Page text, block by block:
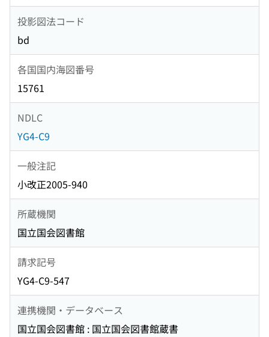
投影図法コード
bd
各国国内海図番号
15761
NDLC
YG4-C9
一般注記
小改正2005-940
所蔵機関
国立国会図書館
請求記号
YG4-C9-547
連携機関・データベース
国立国会図書館 : 国立国会図書館蔵書